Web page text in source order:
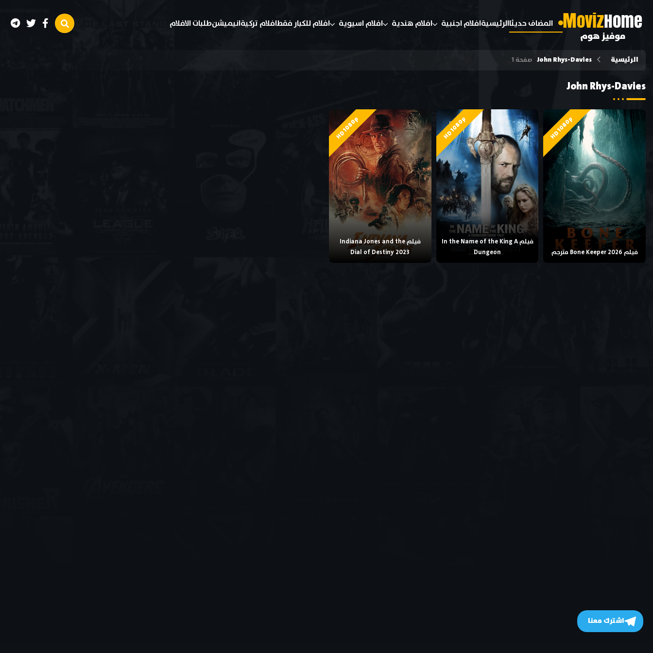
MovizHome
موفيز هوم
المضاف حديثاالرئيسيةافلام اجنبية افلام هندية افلام اسيوية افلام للكبار فقطافلام تركيةانيميشنطلبات الافلام
الرئيسية John Rhys-Davies صفحة 1
John Rhys-Davies
HD 1080p
فيلم Bone Keeper 2026 مترجم
HD 1080p
فيلم In the Name of the King A
Dungeon
HD 1080p
فيلم Indiana Jones and the
Dial of Destiny 2023
اشترك معنا